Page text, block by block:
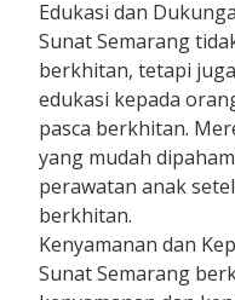
Edukasi dan
Sunat Semarang
berkhitan, tetapi
edukasi kepada
pasca berkhitan.
yang mudah
perawatan anak
berkhitan.
Kenyamanan dan
Sunat Semarang